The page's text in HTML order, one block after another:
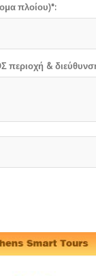
πλοίου)*:
&